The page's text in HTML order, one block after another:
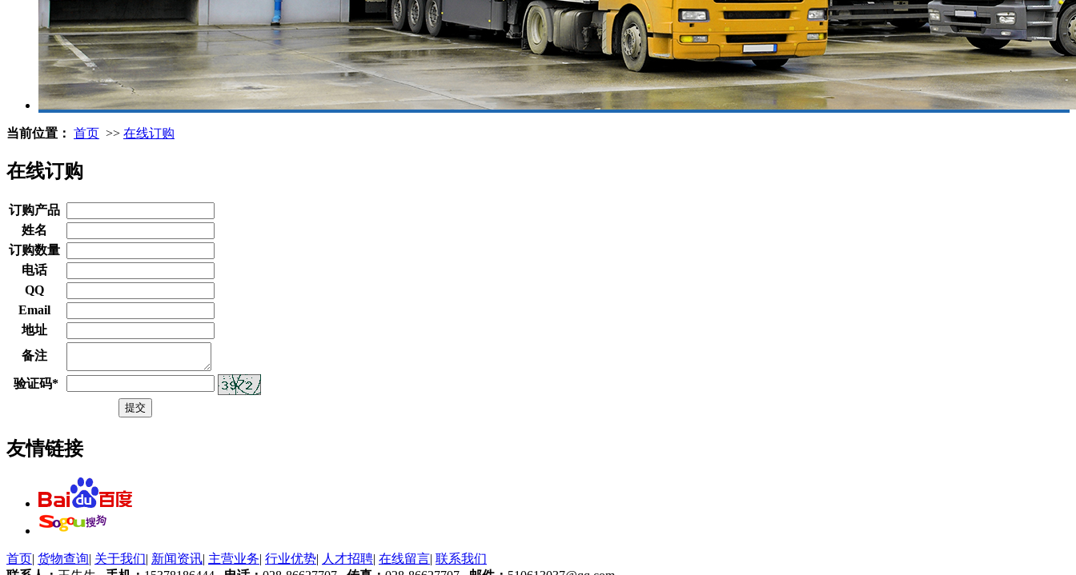
当前位置： 首页 >> 在线订购
在线订购
订购产品
姓名
订购数量
电话
QQ
Email
地址
备注
验证码*
友情链接
首页| 货物查询| 关于我们| 新闻资讯| 主营业务| 行业优势| 人才招聘| 在线留言| 联系我们